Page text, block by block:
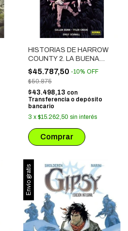
HISTORIAS DE HARROW
COUNTY 2. LA BUENA
GENTE
$45.787,50 -10% OFF
$50.875
$43.498,13 con
Transferencia o depósito
bancario
3 x $15.262,50 sin interés
Envío gratis